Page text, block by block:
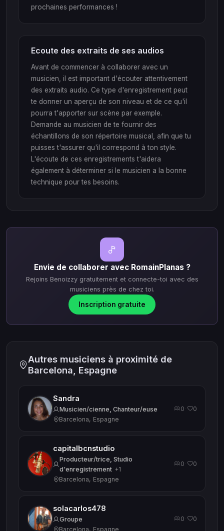
prochaines performances !
Ecoute des extraits de ses audios
Avant de commencer à collaborer avec un
musicien, il est important d'écouter attentivement
des extraits audio. Ce type d'enregistrement peut
te donner un aperçu de son niveau et de ce qu'il
pourra t'apporter sur scène par exemple.
Demande au musicien de te fournir des
échantillons de son répertoire musical, afin que tu
puisses t'assurer qu'il correspond à ton style.
L'écoute de ces enregistrements t'aidera
également à déterminer si le musicien a la bonne
technique pour tes besoins.
Envie de collaborer avec RomainPlanas ?
Rejoins Benoizzy gratuitement et connecte-toi avec des
musiciens près de chez toi.
Inscription gratuite
Autres musiciens à proximité de
Barcelona, Espagne
Sandra
Musicien/cienne, Chanteur/euse
Barcelona, Espagne
0 · 0
capitalbcnstudio
Producteur/trice, Studio
d'enregistrement +1
Barcelona, Espagne
0 · 0
solacarlos478
Groupe
Barcelona, Espagne
0 · 0